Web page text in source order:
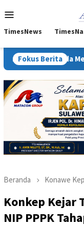
ke
Mobile
TimesNews
Fokus Berita
Ranah APH
Beranda Konawe
Konkep Kejar
NIP PPPK